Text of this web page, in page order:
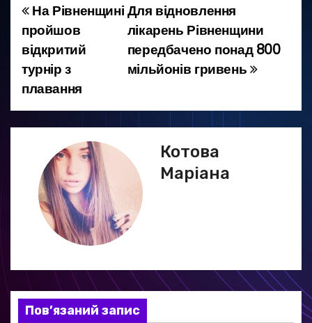
Н
а
в
і
г
з
а
Для відновлення
лікарень Рівненщини
передбачено понад 800
мільйонів гривень
На Рівненщині
пройшов
відкритий
турнір з
плавання
Котова
Маріана
Пов’язаний запис